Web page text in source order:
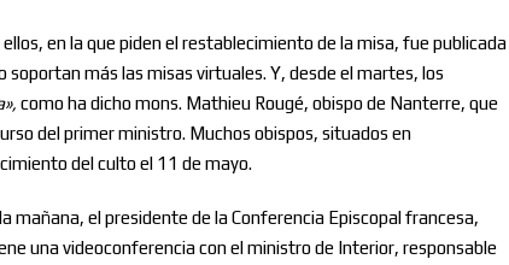
en la que piden el restablecimiento de la misa, fue publicada
soportan más las misas virtuales. Y, desde el martes, los
», como ha dicho mons. Mathieu Rougé, obispo de Nanterre, que
del primer ministro. Muchos obispos, situados en
del culto el 11 de mayo.
mañana, el presidente de la Conferencia Episcopal francesa,
una videoconferencia con el ministro de Interior, responsable